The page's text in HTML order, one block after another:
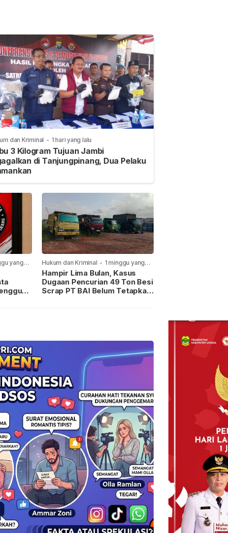
dan Kriminal - 1 hari yang lalu
3 Kilogram Tujuan Jambi
di Tanjungpinang, Dua Pelaku
yang
Hukum dan Kriminal - 1 minggu yang
lalu
Hampir Lima Bulan, Kasus
Dugaan Pencurian 49 Ton Besi
Scrap PT BAI Belum Tetapkan